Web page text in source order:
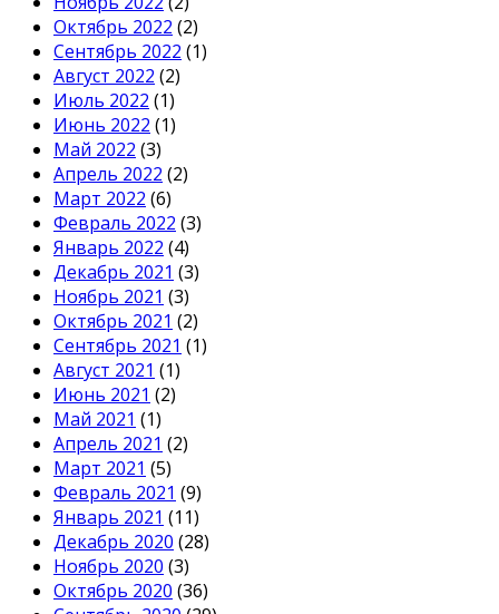
Октябрь 2022 (2)
Сентябрь 2022 (1)
Август 2022 (2)
Июль 2022 (1)
Июнь 2022 (1)
Май 2022 (3)
Апрель 2022 (2)
Март 2022 (6)
Февраль 2022 (3)
Январь 2022 (4)
Декабрь 2021 (3)
Ноябрь 2021 (3)
Октябрь 2021 (2)
Сентябрь 2021 (1)
Август 2021 (1)
Июнь 2021 (2)
Май 2021 (1)
Апрель 2021 (2)
Март 2021 (5)
Февраль 2021 (9)
Январь 2021 (11)
Декабрь 2020 (28)
Ноябрь 2020 (3)
Октябрь 2020 (36)